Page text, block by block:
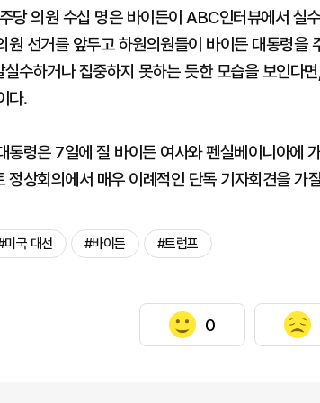
당 의원 수십 명은 바이든이 ABC인터뷰에서 실
원 선거를 앞두고 하원의원들이 바이든 대통령을
실수하거나 집중하지 못하는 듯한 모습을 보인다
다.
통령은 7일에 질 바이든 여사와 펜실베이니아에
정상회의에서 매우 이례적인 단독 기자회견을 가
미국 대선 #바이든 #트럼프
0